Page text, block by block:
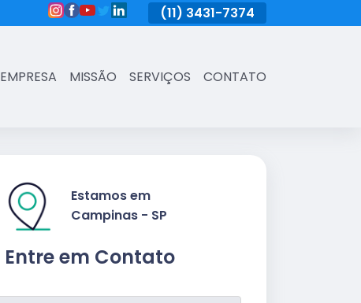
3431-7374 (11) 3431-7374
EMPRESA MISSÃO SERVIÇOS CONTATO
Entre em Contato
Estamos em
Campinas - SP